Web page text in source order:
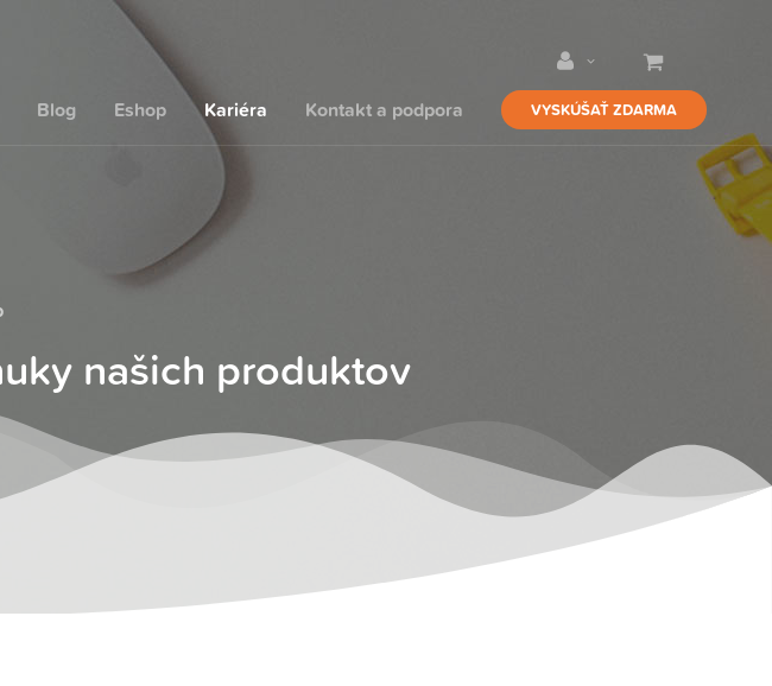
Blog Eshop Kariéra Kontakt a podpora VYSKÚŠAŤ ZDARMA
našich produktov